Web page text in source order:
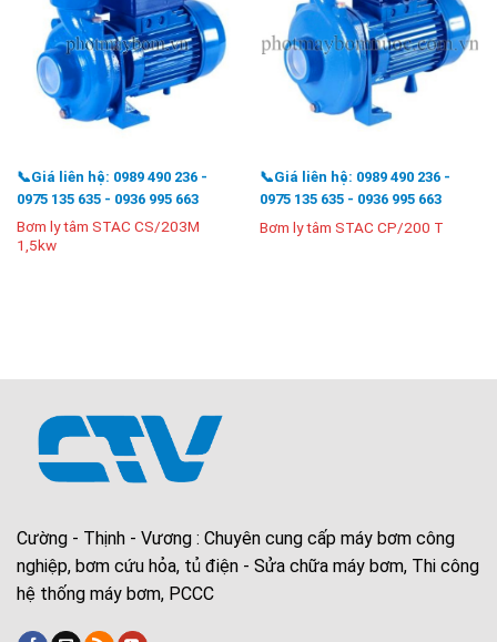
📞Giá liên hệ: 0989 490 236 -
0975 135 635 - 0936 995 663
Bơm ly tâm STAC CS/203M
1,5kw
📞Giá liên hệ: 0989 490 236 -
0975 135 635 - 0936 995 663
Bơm ly tâm STAC CP/200 T
Cường - Thịnh - Vương : Chuyên cung cấp máy bơm công
nghiệp, bơm cứu hỏa, tủ điện - Sửa chữa máy bơm, Thi công
hệ thống máy bơm, PCCC